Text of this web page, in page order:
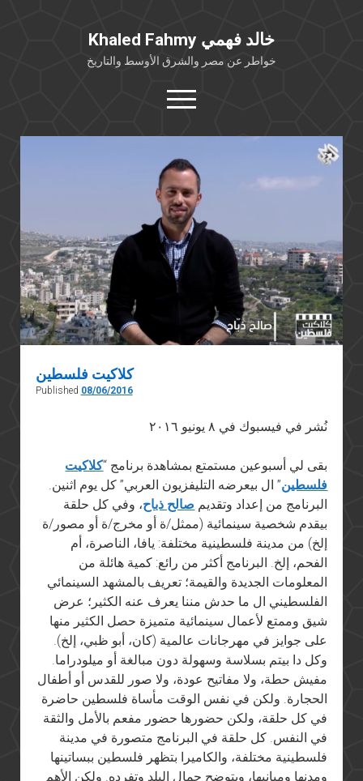
Khaled Fahmy خالد فهمي
خواطر عن مصر والشرق الأوسط والتاريخ
open
menu
twitterfacebook
خلفية شخصية
كتابات أكاديمية
مقالات صحافية
بوستات من فيسبوك
مقابلات في الإعلام
كلاكيت فلسطين
Published 08/06/2016
نُشر في فيسبوك في ٨ يونيو ٢٠١٦
بقى لي أسبوعين مستمتع بمشاهدة برنامج “كلاكيت
فلسطين” ال بيعرضه التليفزيون العربي” كل يوم اثنين.
البرنامج من إعداد وتقديم صالح ذباح، وفي كل حلقة
بيقدم شخصية سينمائية (ممثل/ة أو مخرج/ة أو مصور/ة
إلخ) من مدينة فلسطينية مختلفة: يافا، الناصرة، أم
الفحم، إلخ. البرنامج أكثر من رائع: كمية هائلة من
المعلومات الجديدة والقيمة؛ تعريف بالمشهد السينمائي
الفلسطيني ال ما حدش مننا يعرف عنه الكثير؛ عرض
شيق وممتع لأعمال سينمائية متميزة حصل الكثير منها
على جوايز في مهرجانات عالمية (كان، أبو ظبي، إلخ).
وكل دا بيتم بسلاسة وسهولة دون مبالغة أو ميلودراما.
مفيش حطة، ولا مفاتيح عودة، ولا صور للقدس أو أطفال
الحجارة. ولكن في نفس الوقت مأساة فلسطين حاضرة
في كل حلقة، ولكن حضورها حضور مفعم بالأمل والثقة
في النفس. كل حلقة في البرنامج متصورة في مدينة
فلسطينية مختلفة، والكاميرا بتظهر فلسطين ببساتينها
ومدنها ومبانيها، وبتوضح جمال البلد وتفرده. ولكن الأهم